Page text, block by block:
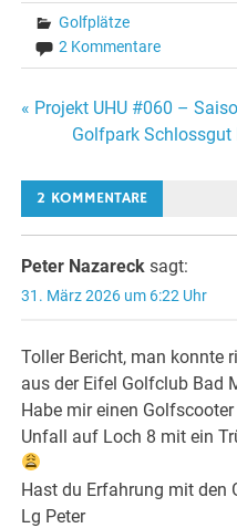
Golfplätze
2 Kommentare
« Projekt UHU #060 –
Golfpark Schlossgut
2 KOMMENTARE
Peter Nazareck sagt:
31. März 2026 um 6:22 Uhr
Toller Bericht, man konnte
aus der Eifel Golfclub Bad
Habe mir einen
Unfall auf Loch 8 mit ein
Hast du Erfahrung mit den
Lg Peter